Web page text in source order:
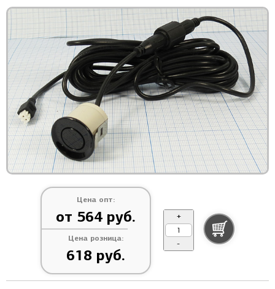
Цена опт:
от 564 руб.
Цена розница:
618 руб.
+
-